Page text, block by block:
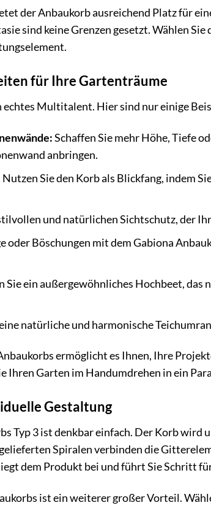
der Anbaukorb ausreichend Platz für
sind keine Grenzen gesetzt. Wählen
für Ihre Gartenträume
echtes Multitalent. Hier sind nur einige
Schaffen Sie mehr Höhe, Tiefe
anbringen.
Nutzen Sie den Korb als Blickfang, indem
und natürlichen Sichtschutz, der
oder Böschungen mit dem Gabiona
Sie ein außergewöhnliches Hochbeet,
natürliche und harmonische
ermöglicht es Ihnen, Ihre
Ihren Garten im Handumdrehen in ein
Gestaltung
Typ 3 ist denkbar einfach. Der Korb
Spiralen verbinden die
dem Produkt bei und führt Sie Schritt
ist ein weiterer großer Vorteil.